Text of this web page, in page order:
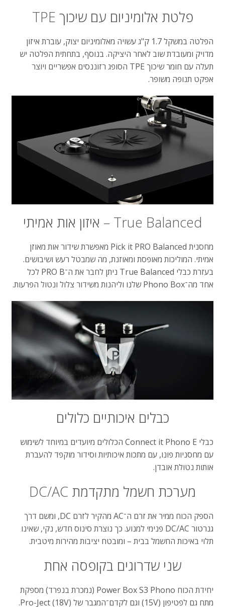
פלטת אלומיניום עם שיכוך
הפלטה במשקל ק"געשויה מאלומיניום יצוק, עוברת איזון
מדויק ומעובדתשוב לאחר היציקה. בנוסף, בתחתית הפלטה יש
תעלה עם חומרשיכוך הסופג רזוננסים אפשריים ויוצר
אפקט תנופה משופר.
True Balanced – איזון אות אמיתי
מחסנית מאפשרתשידור אות מאוזן
אמיתי. המוליכות מאופסת ומאוזנת, מה שמבטל רעש ושיבושים.
בעזרת כבלי ניתן לחבר את ה־PRO B לכל
אחד מה־Phono Box שלנו וליהנות משידור צלול ונטול הפרעות.
כבלים איכותיים כלולים
כבלי הכלולים מיועדים במיוחד לשימוש
עם מחסניות פונו, עם מתכות איכותיות וסידור מוקפד להעברת
אותות נטולת אובדן.
מערכת חשמל מתקדמת
הספק הכוח ממיר את זרם ה־AC מהקירלזרם ומשם דרך
גנרטור
פנימי למנוע. כך נוצרת סינוס חדש, נקי, שאינו
תלוי באיכות החשמל בבית – ומובטח יציבות מהירות מיטבית.
שני שדרוגים בקופסה אחת
יחידת הכוח נמכרת בנפרד) מספקת
מתח גם לפטיפון (15V) וגם לקדם־המגברשל